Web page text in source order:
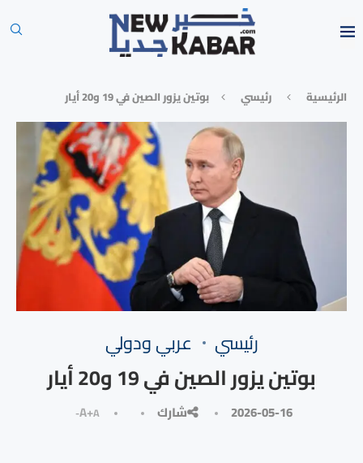
الرئيسية رئيسي بوتين يزور الصين في 19 و20 أيار
رئيسي ⁠عربي ودولي
بوتين يزور الصين في 19 و20 أيار
2026-05-16 شارك A+A-